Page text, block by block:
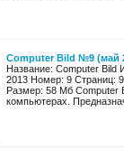
Computer Bild №9 (май
Название: Computer Bild
2013 Номер: 9 Страниц:
Размер: 58 Мб Computer
компьютерах.